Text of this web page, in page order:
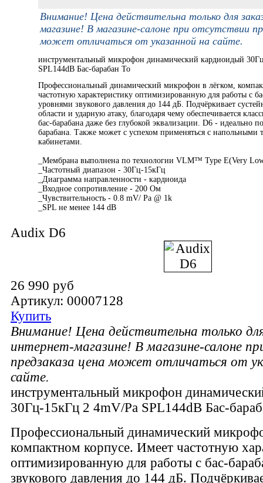
Внимание! Цена действительна только для
магазине! В магазине-салоне при отсутствии
может отличаться от указанной на сайте.
инструментальный микрофон динамический кардиоидый
SPL144dB Бас-барабан То
Профессиональный динамический микрофон в лёгком,
частотную характеристику оптимизированную для работы с
уровнями звукового давления до 144 дБ. Подчёркивает
области и ударную атаку, благодаря чему обеспечивается
бас-барабана даже без глубокой эквализации. D6 - идеально
барабана. Также может с успехом применяться с
кабинетами.
_Мембрана выполнена по технологии VLM™ Type E(Very
_Частотный диапазон - 30Гц-15кГц
_Диаграмма направленности - кардиоида
_Входное сопротивление - 200 Ом
_Чувствительность - 0.8 mV/ Pa @ 1k
_SPL не менее 144 dB
Audix D6
26 990 руб
Артикул: 00007128
Купить
Внимание! Цена действительна только
интернет-магазине! В магазине-салоне
предзаказа цена может отличаться от
сайте.
инструментальный микрофон
30Гц-15кГц 2 4mV/Pa SPL144dB Бас-
Профессиональный динамический
компактном корпусе. Имеет частотную
оптимизированную для работы с бас-
звукового давления до 144 дБ.